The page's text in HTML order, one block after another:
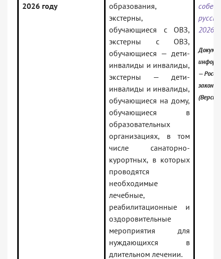
2026 году
образования,
экстерны,
обучающиеся с ОВЗ,
экстерны с ОВЗ,
обучающиеся — дети-
инвалиды и инвалиды,
экстерны — дети-
инвалиды и инвалиды,
обучающиеся на дому,
обучающиеся в
образовательных
организациях, в том
числе санаторно-
курортных, в которых
проводятся
необходимые
лечебные,
реабилитационные и
оздоровительные
мероприятия для
нуждающихся в
длительном лечении.
2026
—